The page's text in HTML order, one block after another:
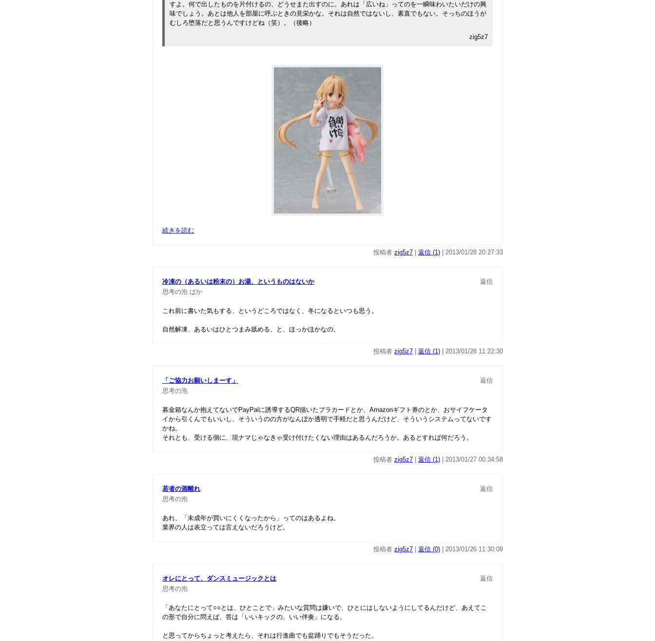
すよ。何で出したものを片付けるの、どうせまた出すのに。あれは「広いね」ってのを一瞬味わいたいだけの興
味でしょう。あとは他人を部屋に呼ぶときの見栄かな。それは自然ではないし、素直でもない。そっちのほうが
むしろ堕落だと思うんですけどね（笑）。（後略）
zig5z7
続きを読む
投稿者 zig5z7 返信 (1) | 2013/01/28 20:27:33
冷凍の（あるいは粉末の）お湯、というものはないか
返信
思考の泡 ばか
これ前に書いた気もする、というどころではなく、冬になるといつも思う。
自然解凍、あるいはひとつまみ舐める、と、ほっかほかなの。
投稿者 zig5z7 返信 (1) | 2013/01/28 11:22:30
「ご協力お願いしまーす」
返信
思考の泡
募金箱なんか抱えてないでPayPalに誘導するQR描いたプラカードとか、Amazonギフト券のとか、おサイフケータ
イから引くんでもいいし、そういうのの方がなんぼか透明で手軽だと思うんだけど、そういうシステムってないです
かね。
それとも、受ける側に、現ナマじゃなきゃ受け付けたくない理由はあるんだろうか。あるとすれば何だろう。
投稿者 zig5z7 返信 (1) | 2013/01/27 00:34:58
若者の酒離れ
返信
思考の泡
あれ、「未成年が買いにくくなったから」ってのはあるよね。
業界の人は表立っては言えないだろうけど。
投稿者 zig5z7 返信 (0) | 2013/01/26 11:30:09
オレにとって、ダンスミュージックとは
返信
思考の泡
「あなたにとって○○とは、ひとことで」みたいな質問は嫌いで、ひとにはしないようにしてるんだけど、あえてこ
の形で自分に問えば、答は「いいキックの、いい伴奏」になる。
と思ってからちょっと考えたら、それは行進曲でも盆踊りでもそうだった。